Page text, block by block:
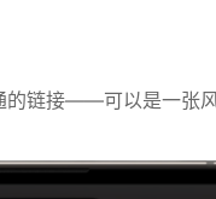
链接——可以是一张